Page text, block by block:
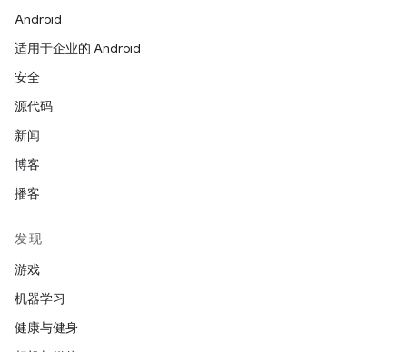
Android
适用于企业的 Android
安全
源代码
新闻
博客
播客
发现
游戏
机器学习
健康与健身